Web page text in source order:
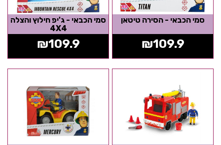
סמי הכבאי - הסירה טיטאן
₪109.9
סמי הכבאי - ג'יפ חילוץ והצלה
4X4
₪109.9